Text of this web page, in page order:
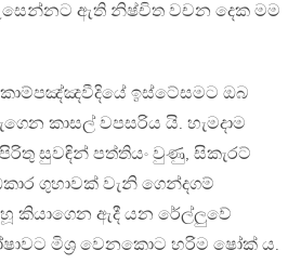
ඇසෙන්නට ඇති නිෂ්චිත වචන දෙක මම
ඉස්ටේසමට ඔබ
කාසල් වපසරිය යි. හැමදාම
සුවඳින් පත්තියං වුණු, සිකැරට්
ගුහාවක් වැනි ගෙන්දගම්
කියාගෙන ඇදී යන රේල්ලුවේ
මිශ්‍ර වෙනකොට හරිම ෂෝක් ය.